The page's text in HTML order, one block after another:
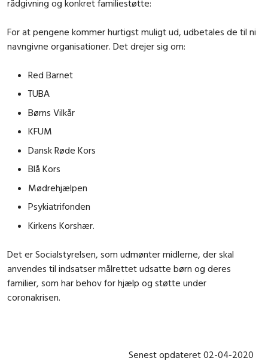
rådgivning og konkret familiestøtte:
For at pengene kommer hurtigst muligt ud, udbetales de til ni
navngivne organisationer. Det drejer sig om:
Red Barnet
TUBA
Børns Vilkår
KFUM
Dansk Røde Kors
Blå Kors
Mødrehjælpen
Psykiatrifonden
Kirkens Korshær.
Det er Socialstyrelsen, som udmønter midlerne, der skal
anvendes til indsatser målrettet udsatte børn og deres
familier, som har behov for hjælp og støtte under
coronakrisen.
Senest opdateret 02-04-2020